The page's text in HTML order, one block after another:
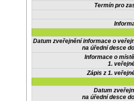
Termín pro
Datum zveřejnění informace o
na úřední desce
Informace o
1.
Zápis z 1.
Datum
na úřední desce